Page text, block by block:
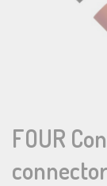
FOUR